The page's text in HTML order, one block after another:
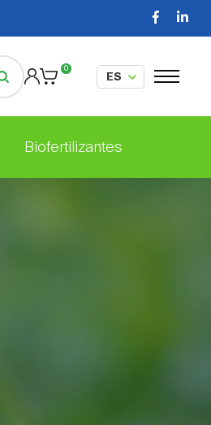
0
Biofertilizantes